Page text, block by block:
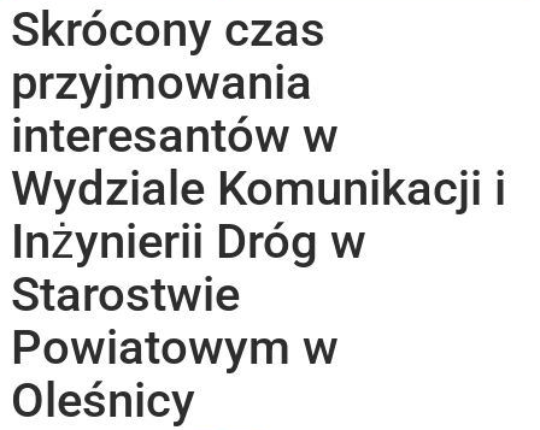
Skrócony czas
przyjmowania
interesantów w
Wydziale Komunikacji i
Inżynierii Dróg w
Starostwie
Powiatowym w
Oleśnicy